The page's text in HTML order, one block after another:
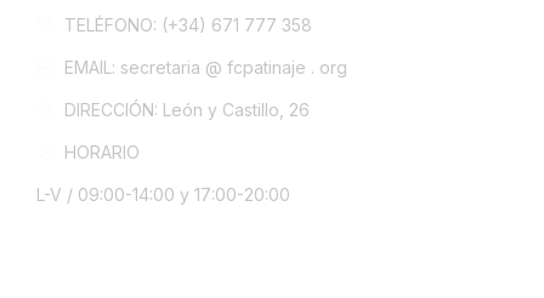
TELÉFONO: (+34) 671 777 358
EMAIL: secretaria @ fcpatinaje . org
DIRECCIÓN: León y Castillo, 26
HORARIO
L-V / 09:00-14:00 y 17:00-20:00